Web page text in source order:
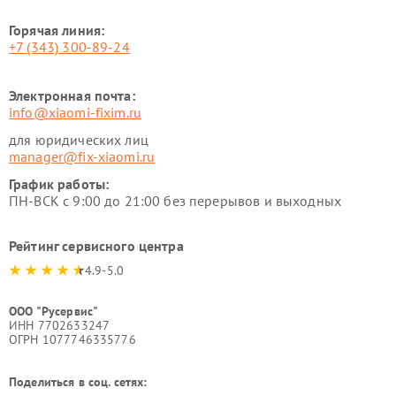
Горячая линия:
+7 (343) 300-89-24
Электронная почта:
info@xiaomi-fixim.ru
для юридических лиц
manager@fix-xiaomi.ru
График работы:
ПН-ВСК с 9:00 до 21:00 без перерывов и выходных
Рейтинг сервисного центра
4.9-5.0
ООО "Русервис"
ИНН 7702633247
ОГРН 1077746335776
Поделиться в соц. сетях: